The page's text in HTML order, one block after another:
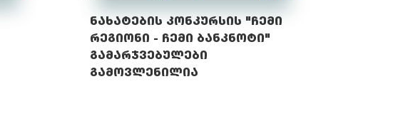
ნახატების კონკურსის "ჩემი
რეგიონი - ჩემი ბანკნოტი"
გამარჯვებულები
გამოვლენილია